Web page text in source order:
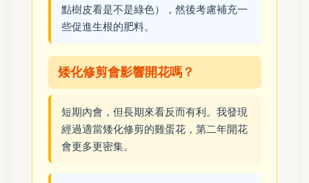
點樹皮看是不是綠色），然後考慮補充一
些促進生根的肥料。
矮化修剪會影響開花嗎？
短期內會，但長期來看反而有利。我發現
經過適當矮化修剪的雞蛋花，第二年開花
會更多更密集。